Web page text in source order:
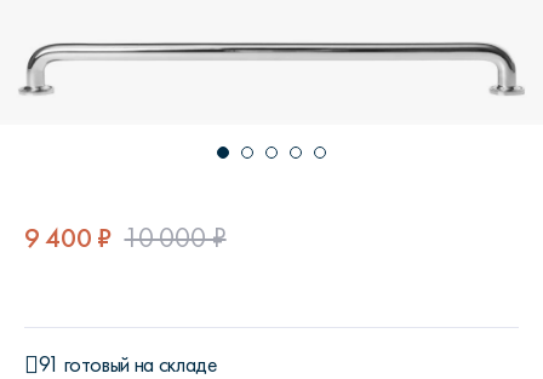
9 400 ₽ 10 000 ₽
91 готовый на складе